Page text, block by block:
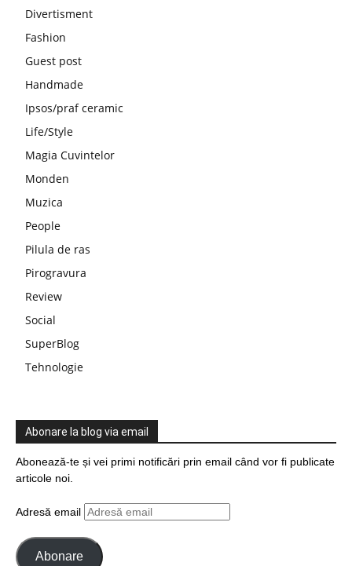
Divertisment
Fashion
Guest post
Handmade
Ipsos/praf ceramic
Life/Style
Magia Cuvintelor
Monden
Muzica
People
Pilula de ras
Pirogravura
Review
Social
SuperBlog
Tehnologie
Abonare la blog via email
Abonează-te și vei primi notificări prin email când vor fi publicate
articole noi.
Adresă email
Abonare